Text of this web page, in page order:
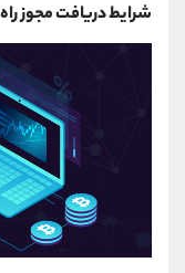
شرایط دریافت مجوز